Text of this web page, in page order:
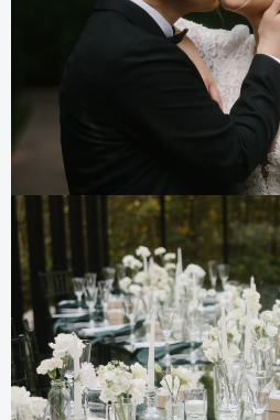
Другие проекты
все проекты